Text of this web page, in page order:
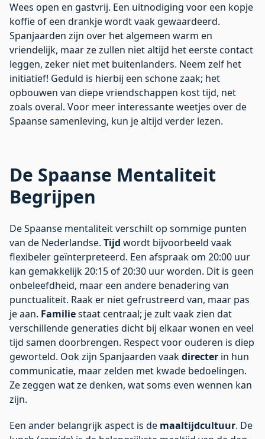
Wees open en gastvrij. Een uitnodiging voor een kopje
koffie of een drankje wordt vaak gewaardeerd.
Spanjaarden zijn over het algemeen warm en
vriendelijk, maar ze zullen niet altijd het eerste contact
leggen, zeker niet met buitenlanders. Neem zelf het
initiatief! Geduld is hierbij een schone zaak; het
opbouwen van diepe vriendschappen kost tijd, net
zoals overal. Voor meer interessante weetjes over de
Spaanse samenleving, kun je altijd verder lezen.
De Spaanse Mentaliteit
Begrijpen
De Spaanse mentaliteit verschilt op sommige punten
van de Nederlandse. Tijd wordt bijvoorbeeld vaak
flexibeler geïnterpreteerd. Een afspraak om 20:00 uur
kan gemakkelijk 20:15 of 20:30 uur worden. Dit is geen
onbeleefdheid, maar een andere benadering van
punctualiteit. Raak er niet gefrustreerd van, maar pas
je aan. Familiestaat centraal; je zult vaak zien dat
verschillende generaties dicht bij elkaar wonen en veel
tijd samen doorbrengen. Respect voor ouderen is diep
geworteld. Ook zijn Spanjaarden vaakdirecter in hun
communicatie, maar zelden met kwade bedoelingen.
Ze zeggen wat ze denken, wat soms even wennen kan
zijn.
Een ander belangrijk aspect is de maaltijdcultuur. De